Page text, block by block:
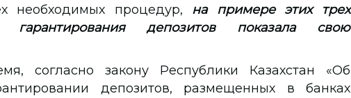
необходимых процедур, на примере этих трех
гарантирования депозитов показала свою
согласно закону Республики Казахстан «Об
депозитов, размещенных в банках